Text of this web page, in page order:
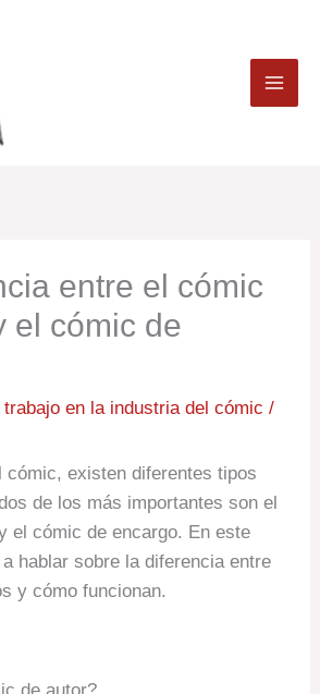
entre el cómic
el cómic de
trabajo en la industria del cómic /
cómic, existen diferentes tipos
de los más importantes son el
el cómic de encargo. En este
hablar sobre la diferencia entre
y cómo funcionan.